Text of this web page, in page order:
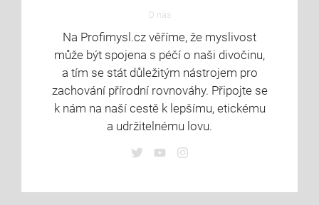
O nás
Na Profimysl.cz věříme, že myslivost
může být spojena s péčí o naši divočinu,
a tím se stát důležitým nástrojem pro
zachování přírodní rovnováhy. Připojte se
k nám na naší cestě k lepšímu, etickému
a udržitelnému lovu.